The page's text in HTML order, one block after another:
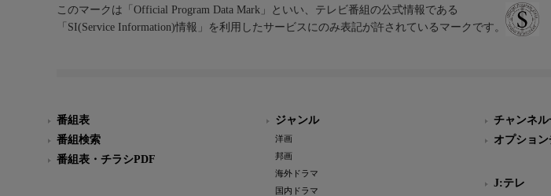
このマークは「Official Program Data Mark」といい、テレビ番組の公式情報である
「SI(Service Information)情報」を利用したサービスにのみ表記が許されているマークです。
番組表
番組検索
番組表・チラシPDF
ジャンル
洋画
邦画
海外ドラマ
国内ドラマ
チャンネル
オプショ
J:テレ